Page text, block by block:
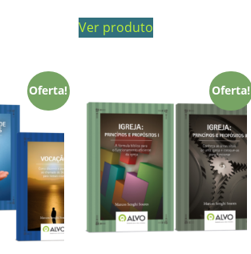
Ver produto
Oferta! Oferta!